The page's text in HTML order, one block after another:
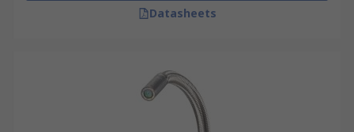
Datasheets